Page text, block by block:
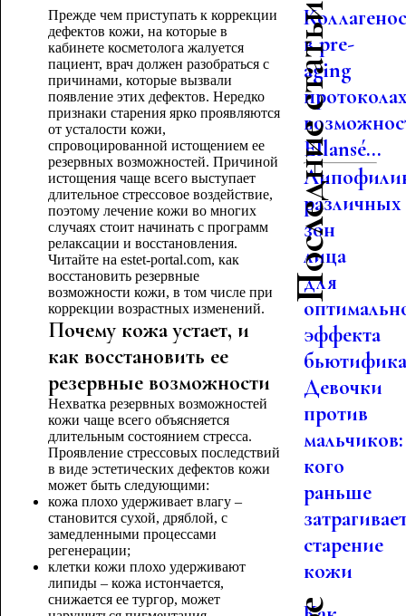
Прежде чем приступать к коррекции
дефектов кожи, на которые в
кабинете косметолога жалуется
пациент, врач должен разобраться с
причинами, которые вызвали
появление этих дефектов. Нередко
признаки старения ярко проявляются
от усталости кожи,
спровоцированной истощением ее
резервных возможностей. Причиной
истощения чаще всего выступает
длительное стрессовое воздействие,
поэтому лечение кожи во многих
случаях стоит начинать с программ
релаксации и восстановления.
Читайте на estet-portal.com, как
восстановить резервные
возможности кожи, в том числе при
коррекции возрастных изменений.
Почему кожа устает, и
как восстановить ее
резервные возможности
Нехватка резервных возможностей
кожи чаще всего объясняется
длительным состоянием стресса.
Проявление стрессовых последствий
в виде эстетических дефектов кожи
может быть следующими:
кожа плохо удерживает влагу –
становится сухой, дряблой, с
замедленными процессами
регенерации;
клетки кожи плохо удерживают
липиды – кожа истончается,
снижается ее тургор, может
Последние статьи
в pre-
aging
Ellansé...
различных
зон
лица
для
эффекта
Девочки
против
мальчиков:
кого
раньше
старение
кожи